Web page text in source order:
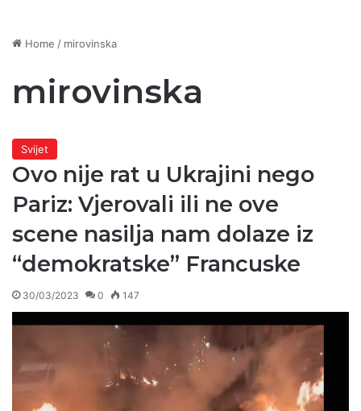
Home / mirovinska
mirovinska
Svijet
Ovo nije rat u Ukrajini nego
Pariz: Vjerovali ili ne ove
scene nasilja nam dolaze iz
“demokratske” Francuske
30/03/2023 0 147